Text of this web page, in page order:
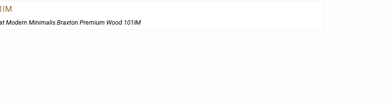
Modern Minimalis Braxton Premium Wood 101IM